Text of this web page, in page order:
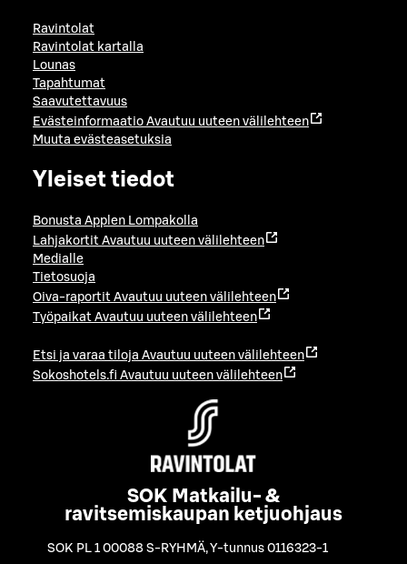
Ravintolat
Ravintolat kartalla
Lounas
Tapahtumat
Saavutettavuus
Evästeinformaatio Avautuu uuteen välilehteen
Muuta evästeasetuksia
Yleiset tiedot
Bonusta Applen Lompakolla
Lahjakortit Avautuu uuteen välilehteen
Medialle
Tietosuoja
Oiva-raportit Avautuu uuteen välilehteen
Työpaikat Avautuu uuteen välilehteen
Etsi ja varaa tiloja Avautuu uuteen välilehteen
Sokoshotels.fi Avautuu uuteen välilehteen
SOK Matkailu- &
ravitsemiskaupan ketjuohjaus
SOK PL 1 00088 S-RYHMÄ,Y-tunnus 0116323-1